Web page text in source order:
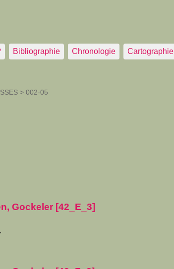
Bibliographie Chronologie Cartographie
> 002-05
Gockeler [42_E_3]